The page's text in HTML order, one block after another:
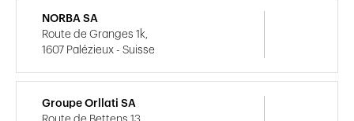
NORBA SA
Route de Granges 1k,
1607 Palézieux - Suisse
Groupe Orllati SA